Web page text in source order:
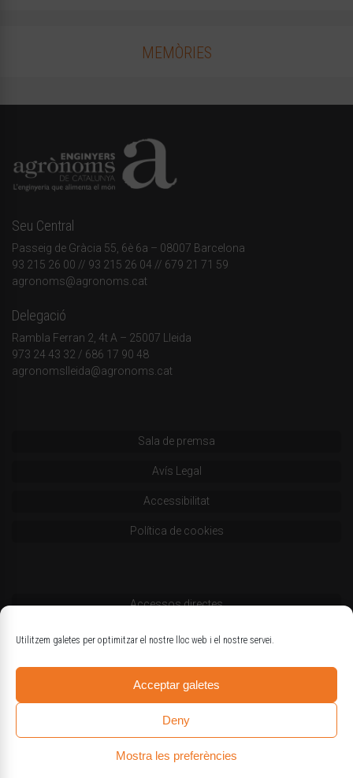
Utilitzem galetes per optimitzar el nostre lloc web i el nostre servei.
Acceptar galetes
Deny
Mostra les preferències
MEMÒRIES
Seu Central
Passeig de Gràcia 55, 6è 6a – 08007 Barcelona
93 215 26 00 // 93 215 26 04 // 679 21 71 59
agronoms@agronoms.cat
Delegació
Rambla Ferran 2, 4t A – 25007 Lleida
973 24 43 32 / 686 17 90 48
agronomslleida@agronoms.cat
Sala de premsa
Avís Legal
Accessibilitat
Política de cookies
Accessos directes
Codi deontològic
Logotips oficials